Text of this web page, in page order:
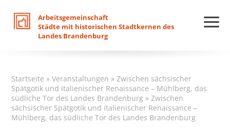
Arbeitsgemeinschaft
Städte mit historischen Stadtkernen des
Landes Brandenburg
Startseite »Veranstaltungen »Zwischen sächsischer
Spätgotik und italienischer Renaissance – Mühlberg, das
südliche Tor des Landes Brandenburg »Zwischen
sächsischer Spätgotik und italienischer Renaissance –
Mühlberg, das südliche Tor des Landes Brandenburg